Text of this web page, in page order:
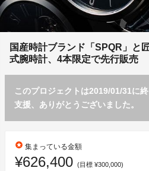
国産時計ブランド「SPQR」と
式腕時計、4本限定で先行販売
このプロジェクトは2019/01/31に
支援、ありがとうございました。
stars 集まっている金額
¥626,400 (目標 ¥300,000)